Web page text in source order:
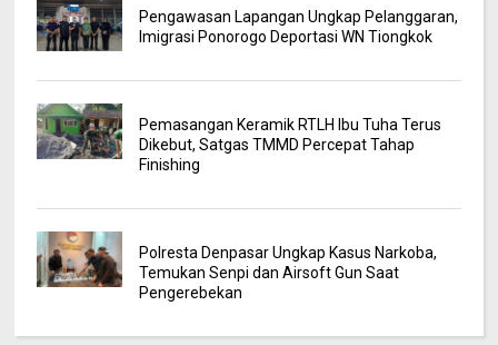
Pengawasan Lapangan Ungkap Pelanggaran,
Imigrasi Ponorogo Deportasi WN Tiongkok
Pemasangan Keramik RTLH Ibu Tuha Terus
Dikebut, Satgas TMMD Percepat Tahap
Finishing
Polresta Denpasar Ungkap Kasus Narkoba,
Temukan Senpi dan Airsoft Gun Saat
Pengerebekan